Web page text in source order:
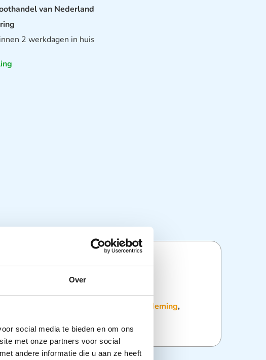
Over
social media te bieden en om ons
met onze partners voor social
andere informatie die u aan ze heeft
van Nederland
2 werkdagen in huis
Reanimatie en Beademing,